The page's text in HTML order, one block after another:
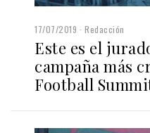
17/07/2019 Redacción
Este es el
campaña más
Football